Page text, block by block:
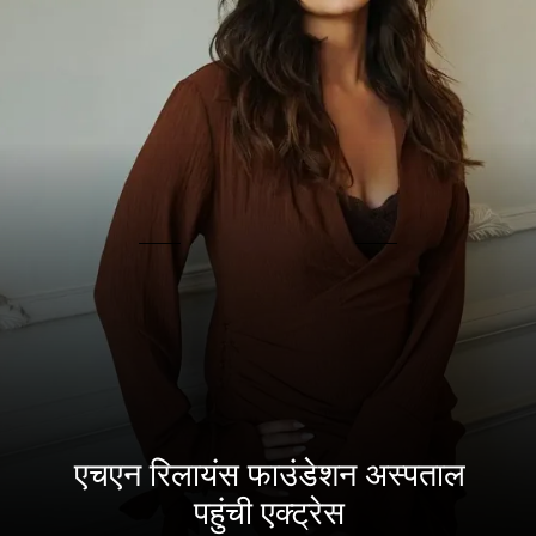
एचएन रिलायंस फाउंडेशन अस्पताल
पहुंची एक्ट्रेस